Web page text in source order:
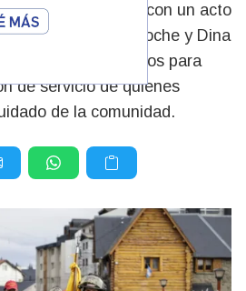
Voluntario con un acto
cuarteles de Bariloche y Dina
y vecinos para
de servicio de quienes
de la comunidad.